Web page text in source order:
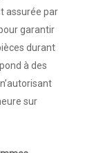
assurée par
garantir
durant
à des
sur